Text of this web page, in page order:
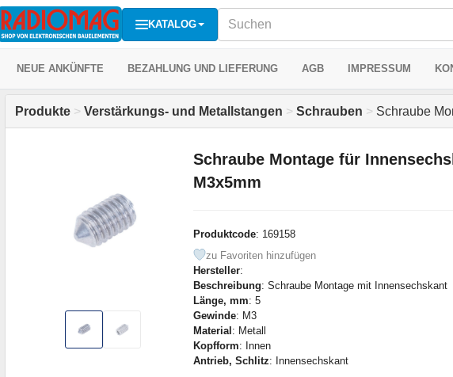
KATALOG
NEUE ANKÜNFTE BEZAHLUNG UND LIEFERUNG AGB IMPRESSUM
Produkte > Verstärkungs- und Metallstangen > Schrauben > Schraube
Schraube Montage für
M3x5mm
Produktcode: 169158
zu Favoriten hinzufügen
Hersteller:
Beschreibung: Schraube Montage mit Innensechskant
Länge, mm: 5
Gewinde: M3
Material : Metall
Kopfform: Innen
Antrieb, Schlitz: Innensechskant